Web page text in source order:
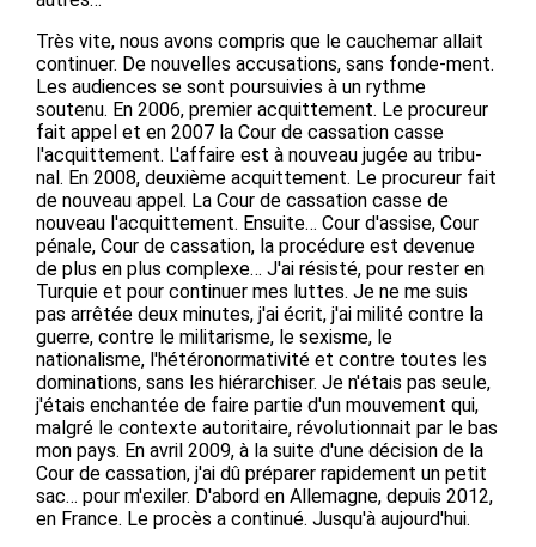
Très vite, nous avons compris que le cauchemar allait
continuer. De nouvelles accusations, sans fonde-ment.
Les audiences se sont poursuivies à un rythme
soutenu. En 2006, premier acquittement. Le procureur
fait appel et en 2007 la Cour de cassation casse
l'acquittement. L'affaire est à nouveau jugée au tribu-
nal. En 2008, deuxième acquittement. Le procureur fait
de nouveau appel. La Cour de cassation casse de
nouveau l'acquittement. Ensuite… Cour d'assise, Cour
pénale, Cour de cassation, la procédure est devenue
de plus en plus complexe… J'ai résisté, pour rester en
Turquie et pour continuer mes luttes. Je ne me suis
pas arrêtée deux minutes, j'ai écrit, j'ai milité contre la
guerre, contre le militarisme, le sexisme, le
nationalisme, l'hétéronormativité et contre toutes les
dominations, sans les hiérarchiser. Je n'étais pas seule,
j'étais enchantée de faire partie d'un mouvement qui,
malgré le contexte autoritaire, révolutionnait par le bas
mon pays. En avril 2009, à la suite d'une décision de la
Cour de cassation, j'ai dû préparer rapidement un petit
sac… pour m'exiler. D'abord en Allemagne, depuis 2012,
en France. Le procès a continué. Jusqu'à aujourd'hui.